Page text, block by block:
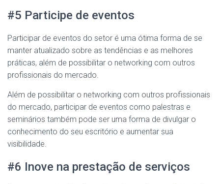
#5 Participe de eventos
Participar de eventos do setor é uma ótima forma de se
manter atualizado sobre as tendências e as melhores
práticas, além de possibilitar o networking com outros
profissionais do mercado.
Além de possibilitar o networking com outros profissionais
do mercado, participar de eventos como palestras e
seminários também pode ser uma forma de divulgar o
conhecimento do seu escritório e aumentar sua
visibilidade.
#6 Inove na prestação de serviços